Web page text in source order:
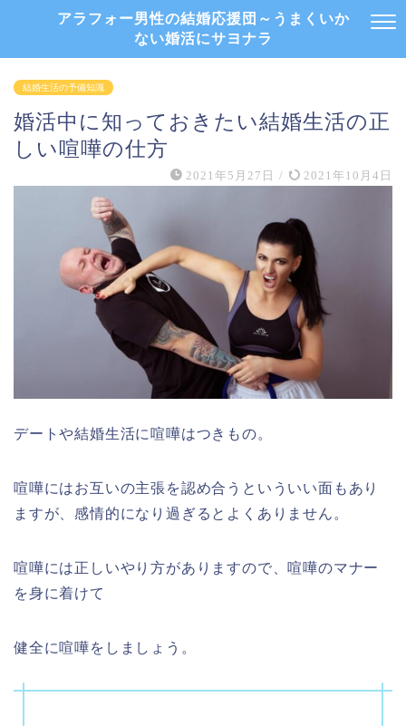
アラフォー男性の結婚応援団～うまくいか
ない婚活にサヨナラ
結婚生活の予備知識
婚活中に知っておきたい結婚生活の正
しい喧嘩の仕方
2021年5月27日 / 2021年10月4日
デートや結婚生活に喧嘩はつきもの。
喧嘩にはお互いの主張を認め合うといういい面もあり
ますが、感情的になり過ぎるとよくありません。
喧嘩には正しいやり方がありますので、喧嘩のマナー
を身に着けて
健全に喧嘩をしましょう。